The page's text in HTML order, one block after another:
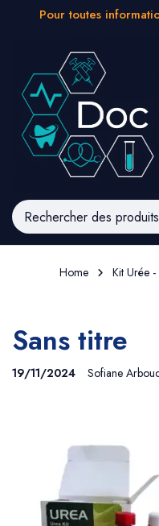
Pour toutes
Home Kit Urée
Sans titre
19/11/2024 Sofiane